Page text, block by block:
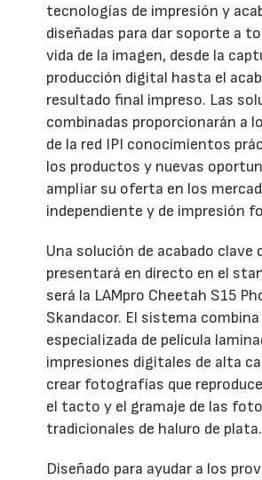
tecnologías de impresión y
diseñadas para dar soporte a
vida de la imagen, desde la
producción digital hasta el
resultado final impreso. Las
combinadas proporcionarán a
de la red IPI conocimientos
los productos y nuevas
ampliar su oferta en los
independiente y de impresión
Una solución de acabado clave
presentará en directo en el
será la LAMpro Cheetah S15
Skandacor. El sistema
especializada de película
impresiones digitales de alta
crear fotografías que
el tacto y el gramaje de las
tradicionales de haluro de plata.
Diseñado para ayudar a los